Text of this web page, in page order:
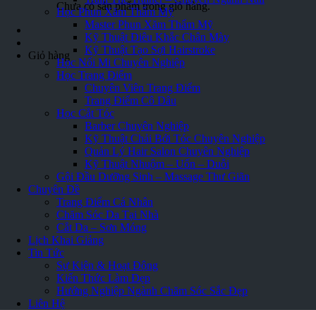
Chưa có sản phẩm trong giỏ hàng.
Giỏ hàng
Học Phun Xăm Thẩm Mỹ
Master Phun Xăm Thẩm Mỹ
Kỹ Thuật Điêu Khắc Chân Mày
Kỹ Thuật Tạo Sợi Hairstroke
Học Nối Mi Chuyên Nghiệp
Học Trang Điểm
Chuyên Viên Trang Điểm
Trang Điểm Cô Dâu
Học Cắt Tóc
Barber Chuyên Nghiệp
Kỹ Thuật Chải Bới Tóc Chuyên Nghiệp
Quản Lý Hair Salon Chuyên Nghiệp
Kỹ Thuật Nhuộm – Uốn – Duỗi
Gội Đầu Dưỡng Sinh – Massage Thư Giãn
Chuyên Đề
Trang Điểm Cá Nhân
Chăm Sóc Da Tại Nhà
Cắt Da – Sơn Móng
Lịch Khai Giảng
Tin Tức
Sự Kiện & Hoạt Động
Kiến Thức Làm Đẹp
Hướng Nghiệp Ngành Chăm Sóc Sắc Đẹp
Liên Hệ